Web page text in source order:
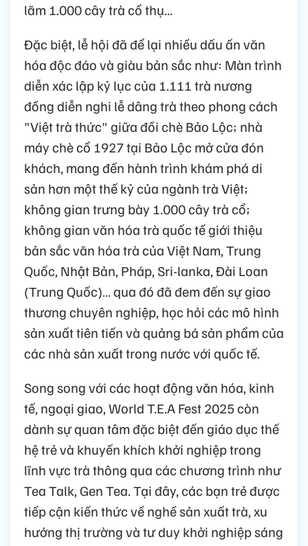
lãm 1.000 cây trà cổ thụ...
Đặc biệt, lễ hội đã để lại nhiều dấu ấn văn
hóa độc đáo và giàu bản sắc như: Màn trình
diễn xác lập kỷ lục của 1.111 trà nương
đồng diễn nghi lễ dâng trà theo phong cách
"Việt trà thức" giữa đồi chè Bảo Lộc; nhà
máy chè cổ 1927 tại Bảo Lộc mở cửa đón
khách, mang đến hành trình khám phá di
sản hơn một thế kỷ của ngành trà Việt;
không gian trưng bày 1.000 cây trà cổ;
không gian văn hóa trà quốc tế giới thiệu
bản sắc văn hóa trà của Việt Nam, Trung
Quốc, Nhật Bản, Pháp, Sri-lanka, Đài Loan
(Trung Quốc)… qua đó đã đem đến sự giao
thương chuyên nghiệp, học hỏi các mô hình
sản xuất tiên tiến và quảng bá sản phẩm của
các nhà sản xuất trong nước với quốc tế.
Song song với các hoạt động văn hóa, kinh
tế, ngoại giao, World T.E.A Fest 2025 còn
dành sự quan tâm đặc biệt đến giáo dục thế
hệ trẻ và khuyến khích khởi nghiệp trong
lĩnh vực trà thông qua các chương trình như
Tea Talk, Gen Tea. Tại đây, các bạn trẻ được
tiếp cận kiến thức về nghề sản xuất trà, xu
hướng thị trường và tư duy khởi nghiệp sáng